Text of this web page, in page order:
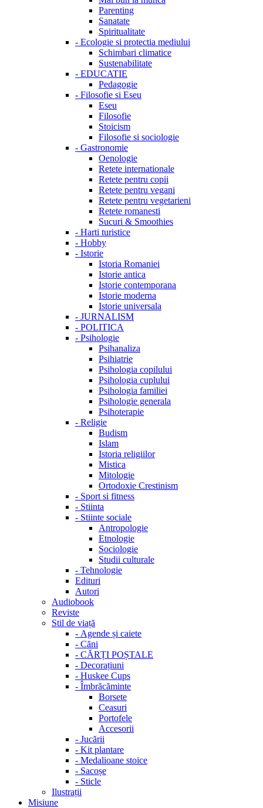
Parenting
Sanatate
Spiritualitate
- Ecologie si protectia mediului
Schimbari climatice
Sustenabilitate
- EDUCATIE
Pedagogie
- Filosofie si Eseu
Eseu
Filosofie
Stoicism
Filosofie si sociologie
- Gastronomie
Oenologie
Retete internationale
Retete pentru copii
Retete pentru vegani
Retete pentru vegetarieni
Retete romanesti
Sucuri & Smoothies
- Harti turistice
- Hobby
- Istorie
Istoria Romaniei
Istorie antica
Istorie contemporana
Istorie moderna
Istorie universala
- JURNALISM
- POLITICA
- Psihologie
Psihanaliza
Psihiatrie
Psihologia copilului
Psihologia cuplului
Psihologia familiei
Psihologie generala
Psihoterapie
- Religie
Budism
Islam
Istoria religiilor
Mistica
Mitologie
Ortodoxie Crestinism
- Sport si fitness
- Stiinta
- Stiinte sociale
Antropologie
Etnologie
Sociologie
Studii culturale
- Tehnologie
Edituri
Autori
Audiobook
Reviste
Stil de viață
- Agende și caiete
- Căni
- CĂRȚI POȘTALE
- Decorațiuni
- Huskee Cups
- Îmbrăcăminte
Borsete
Ceasuri
Portofele
Accesorii
- Jucării
- Kit plantare
- Medalioane stoice
- Sacoșe
- Sticle
Ilustrații
Misiune